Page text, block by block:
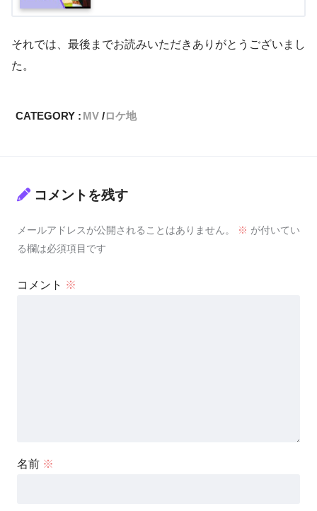
それでは、最後までお読みいただきありがとうございまし
た。
CATEGORY : MV ロケ地
コメントを残す
メールアドレスが公開されることはありません。 ※ が付いてい
る欄は必須項目です
コメント ※
名前 ※